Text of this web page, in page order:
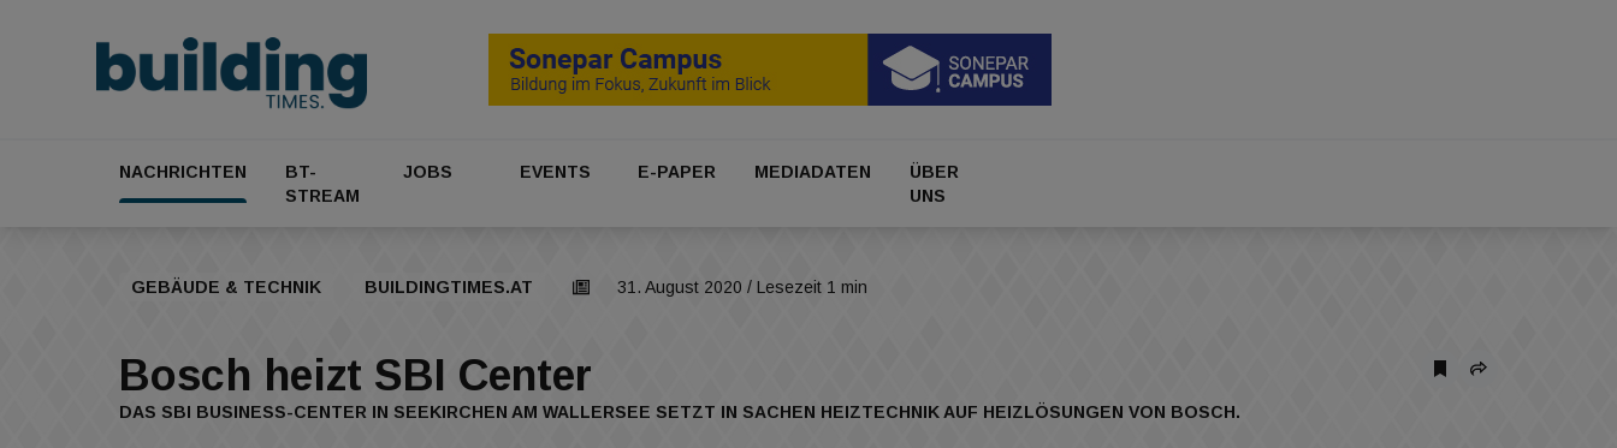
NACHRICHTEN
BT-
STREAM
JOBS EVENTS E-PAPER MEDIADATEN
ÜBER
UNS
GEBÄUDE & TECHNIK BUILDINGTIMES.AT 31. August 2020 / Lesezeit 1 min
Bosch heizt SBI Center
DAS SBI BUSINESS-CENTER IN SEEKIRCHEN AM WALLERSEE SETZT IN SACHEN HEIZTECHNIK AUF HEIZLÖSUNGEN VON BOSCH.